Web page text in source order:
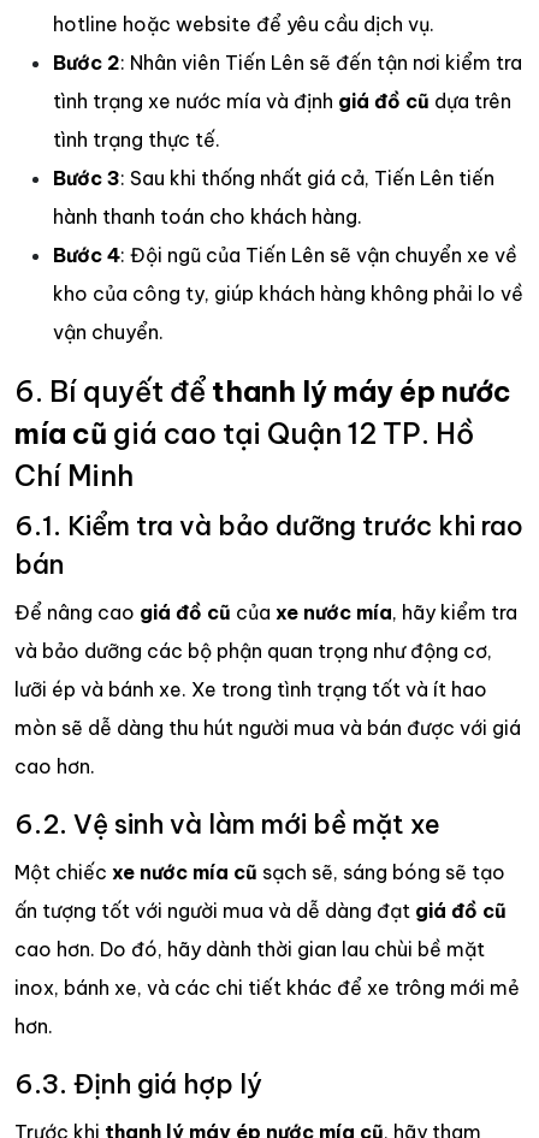
hotline hoặc website để yêu cầu dịch vụ.
Bước 2: Nhân viên Tiến Lên sẽ đến tận nơi kiểm tra
tình trạng xe nước mía và định giá đồ cũ dựa trên
tình trạng thực tế.
Bước 3: Sau khi thống nhất giá cả, Tiến Lên tiến
hành thanh toán cho khách hàng.
Bước 4: Đội ngũ của Tiến Lên sẽ vận chuyển xe về
kho của công ty, giúp khách hàng không phải lo về
vận chuyển.
6. Bí quyết để thanh lý máy ép nước
mía cũ giá cao tại Quận 12 TP. Hồ
Chí Minh
6.1. Kiểm tra và bảo dưỡng trước khi rao
bán
Để nâng cao giá đồ cũ của xe nước mía, hãy kiểm tra
và bảo dưỡng các bộ phận quan trọng như động cơ,
lưỡi ép và bánh xe. Xe trong tình trạng tốt và ít hao
mòn sẽ dễ dàng thu hút người mua và bán được với giá
cao hơn.
6.2. Vệ sinh và làm mới bề mặt xe
Một chiếc xe nước mía cũ sạch sẽ, sáng bóng sẽ tạo
ấn tượng tốt với người mua và dễ dàng đạt giá đồ cũ
cao hơn. Do đó, hãy dành thời gian lau chùi bề mặt
inox, bánh xe, và các chi tiết khác để xe trông mới mẻ
hơn.
6.3. Định giá hợp lý
Trước khi thanh lý máy ép nước mía cũ, hãy tham